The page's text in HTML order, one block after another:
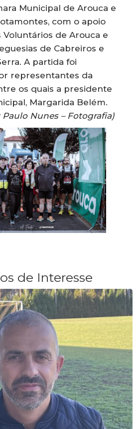
Municipal de Arouca e
com o apoio
de Arouca e
de Cabreiros e
A partida foi
representantes da
os quais a presidente
Margarida Belém.
Paulo Nunes – Fotografia)
de Interesse